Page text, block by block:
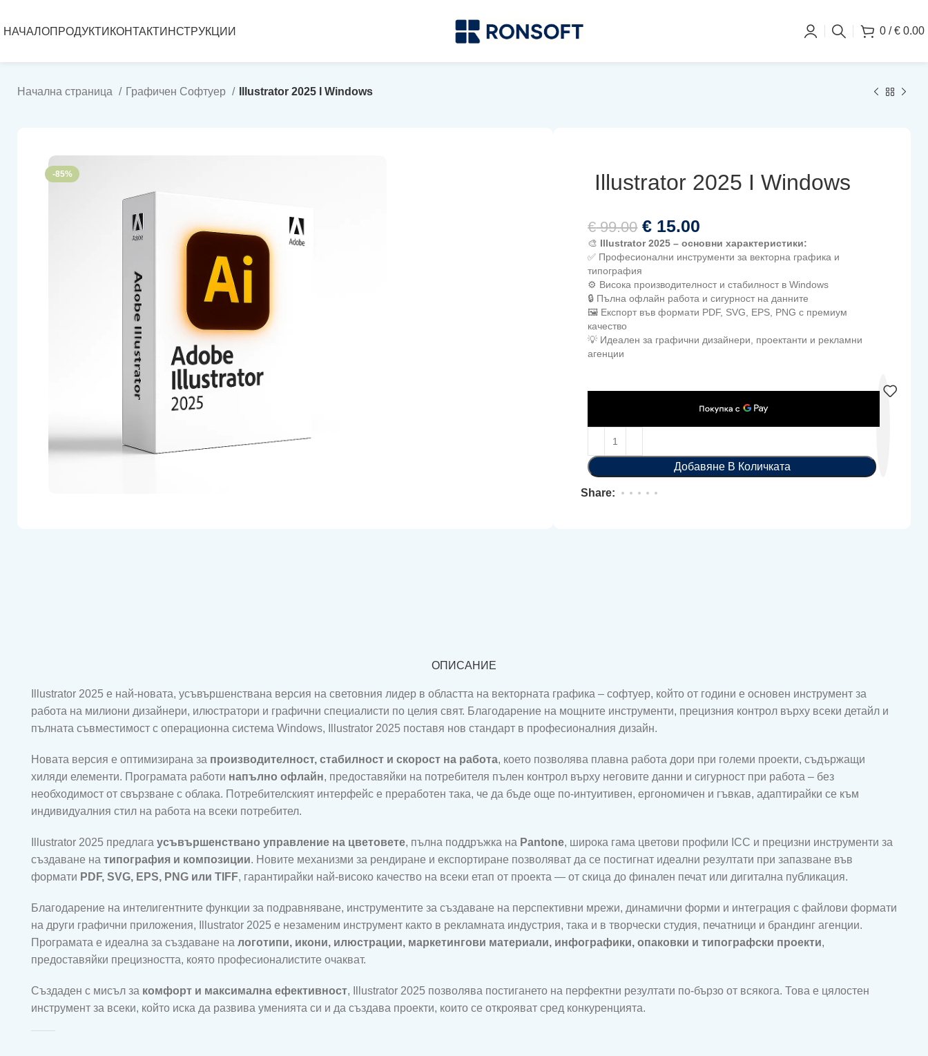
НАЧАЛОПРОДУКТИ КОНТАКТИНСТРУКЦИИ 0 / € 0.00
Начална страница Графичен Софтуер Illustrator 2025 I Windows
-85% Illustrator 2025 I Windows
€99.00 € 15.00
🎨 Illustrator 2025 – основни характеристики:
✅ Професионални инструменти за векторна графика и
типография
⚙️ Висока производителност и стабилност в Windows
🔒 Пълна офлайн работа и сигурност на данните
🖼️ Експорт във формати PDF, SVG, EPS, PNG с премиум
качество
💡 Идеален за графични дизайнери, проектанти и рекламни
агенции
Добавяне В Количката
Share:
ОПИСАНИЕ
Illustrator 2025 е най-новата, усъвършенствана версия на световния лидер в областта на векторната графика – софтуер, който от години е основен инструмент за
работа на милиони дизайнери, илюстратори и графични специалисти по целия свят. Благодарение на мощните инструменти, прецизния контрол върху всеки детайл и
пълната съвместимост с операционна система Windows, Illustrator 2025 поставя нов стандарт в професионалния дизайн.
Новата версия е оптимизирана за производителност, стабилност и скорост на работа, което позволява плавна работа дори при големи проекти, съдържащи
хиляди елементи. Програмата работи напълно офлайн, предоставяйки на потребителя пълен контрол върху неговите данни и сигурност при работа – без
необходимост от свързване с облака. Потребителският интерфейс е преработен така, че да бъде още по-интуитивен, ергономичен и гъвкав, адаптирайки се към
индивидуалния стил на работа на всеки потребител.
Illustrator 2025 предлага усъвършенствано управление на цветовете, пълна поддръжка на Pantone, широка гама цветови профили ICC и прецизни инструменти за
създаване на типография и композиции. Новите механизми за рендиране и експортиране позволяват да се постигнат идеални резултати при запазване във
формати PDF, SVG, EPS, PNG или TIFF, гарантирайки най-високо качество на всеки етап от проекта — от скица до финален печат или дигитална публикация.
Благодарение на интелигентните функции за подравняване, инструментите за създаване на перспективни мрежи, динамични форми и интеграция с файлови формати
на други графични приложения, Illustrator 2025 е незаменим инструмент както в рекламната индустрия, така и в творчески студия, печатници и брандинг агенции.
Програмата е идеална за създаване на логотипи, икони, илюстрации, маркетингови материали, инфографики, опаковки и типографски проекти,
предоставяйки прецизността, която професионалистите очакват.
Създаден с мисъл за комфорт и максимална ефективност, Illustrator 2025 позволява постигането на перфектни резултати по-бързо от всякога. Това е цялостен
инструмент за всеки, който иска да развива уменията си и да създава проекти, които се открояват сред конкуренцията.